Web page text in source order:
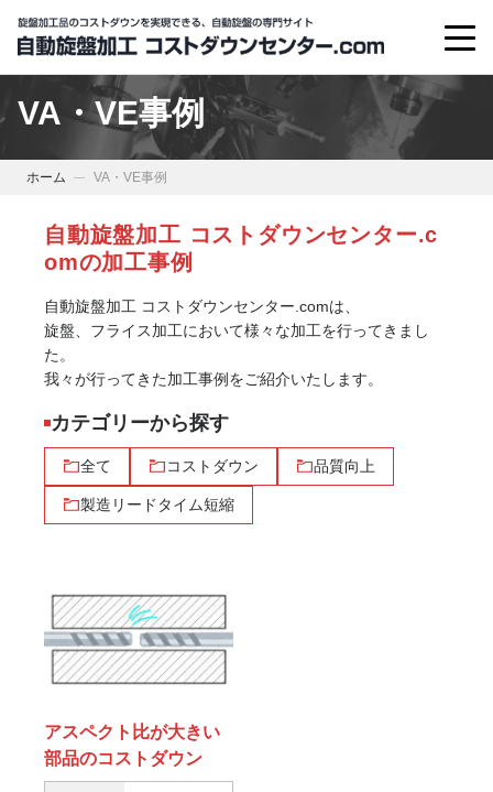
VA・VE事例
ホーム VA・VE事例
自動旋盤加工 コストダウンセンター.c
omの加工事例
自動旋盤加工 コストダウンセンター.comは、
旋盤、フライス加工において様々な加工を行ってきまし
た。
我々が行ってきた加工事例をご紹介いたします。
カテゴリーから探す
全て コストダウン 品質向上
製造リードタイム短縮
アスペクト比が大きい
部品のコストダウン